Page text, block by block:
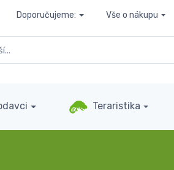
Doporučujeme: Vše o nákupu
Teraristika